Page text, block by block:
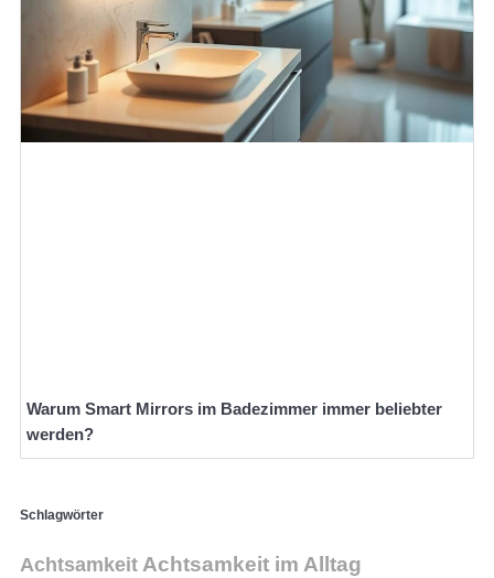
Warum Smart Mirrors im Badezimmer immer beliebter
werden?
Schlagwörter
AchtsamkeitAchtsamkeit im Alltag